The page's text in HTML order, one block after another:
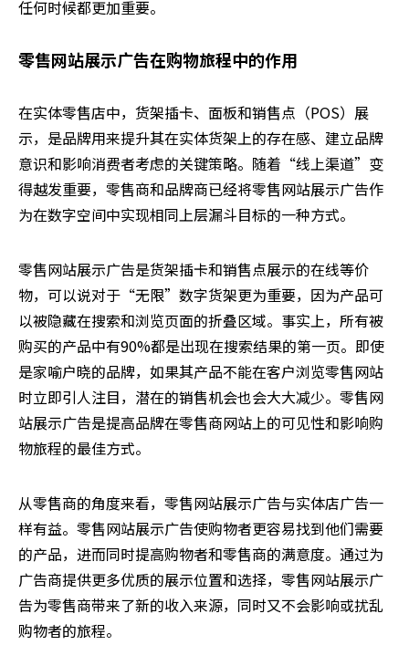
任何时候都更加重要。
零售网站展示广告在购物旅程中的作用
在实体零售店中，货架插卡、面板和销售点（POS）展
示，是品牌用来提升其在实体货架上的存在感、建立品牌
意识和影响消费者考虑的关键策略。随着“线上渠道”变
得越发重要，零售商和品牌商已经将零售网站展示广告作
为在数字空间中实现相同上层漏斗目标的一种方式。
零售网站展示广告是货架插卡和销售点展示的在线等价
物，可以说对于“无限”数字货架更为重要，因为产品可
以被隐藏在搜索和浏览页面的折叠区域。事实上，所有被
购买的产品中有90%都是出现在搜索结果的第一页。即使
是家喻户晓的品牌，如果其产品不能在客户浏览零售网站
时立即引人注目，潜在的销售机会也会大大减少。零售网
站展示广告是提高品牌在零售商网站上的可见性和影响购
物旅程的最佳方式。
从零售商的角度来看，零售网站展示广告与实体店广告一
样有益。零售网站展示广告使购物者更容易找到他们需要
的产品，进而同时提高购物者和零售商的满意度。通过为
广告商提供更多优质的展示位置和选择，零售网站展示广
告为零售商带来了新的收入来源，同时又不会影响或扰乱
购物者的旅程。